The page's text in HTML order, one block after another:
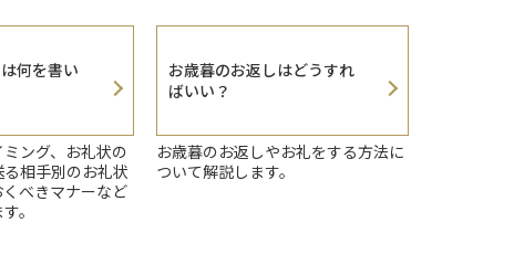
何を書い
ング、お礼状の
相手別のお礼状
べきマナーなど
。
お歳暮のお返しはどうすれ
ばいい？
お歳暮のお返しやお礼をする方法に
ついて解説します。